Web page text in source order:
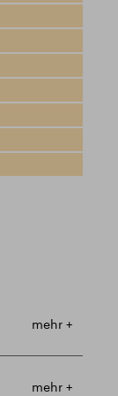
mehr +
mehr +